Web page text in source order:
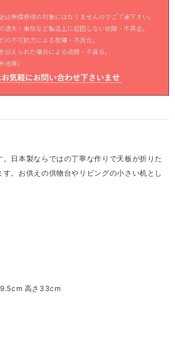
日本製ならではの丁寧な作りで天板が折りた
。お供えの供物台やリビングの小さい机とし
高さ33cm